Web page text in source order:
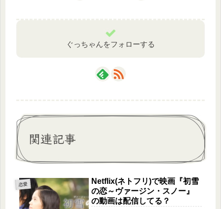
ぐっちゃんをフォローする
関連記事
恋愛
Netflix(ネトフリ)で映画『初雪
の恋～ヴァージン・スノー』
の動画は配信してる？